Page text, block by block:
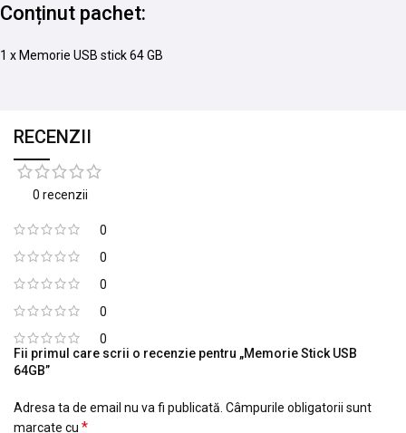
Conținut pachet:
1 x Memorie USB stick 64 GB
RECENZII
0 recenzii
0
0
0
0
0
Fii primul care scrii o recenzie pentru „Memorie Stick USB
64GB”
Adresa ta de email nu va fi publicată. Câmpurile obligatorii sunt
marcate cu *